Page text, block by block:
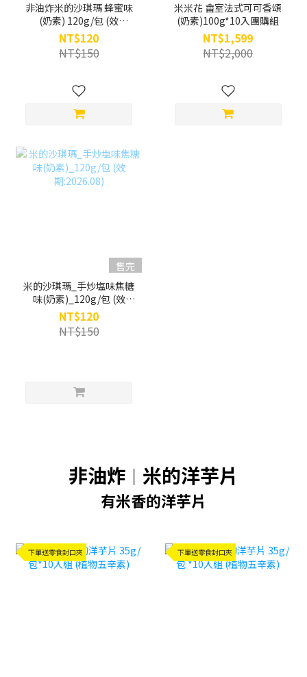
非油炸米的沙琪瑪 蜂蜜味
(奶素) 120g/包 (效
期:2026.10)
NT$120
NT$150
米米花 畬室法式可可香頌
(奶素)100g*10入團購組
NT$1,599
NT$2,000
售完
米的沙琪瑪_手炒塩味焦糖
味(奶素)_120g/包 (效
期:2026.08)
NT$120
NT$150
非油炸 ｜ 米的洋芋片
有米香的洋芋片
下單送零食封口夾 下單送零食封口夾